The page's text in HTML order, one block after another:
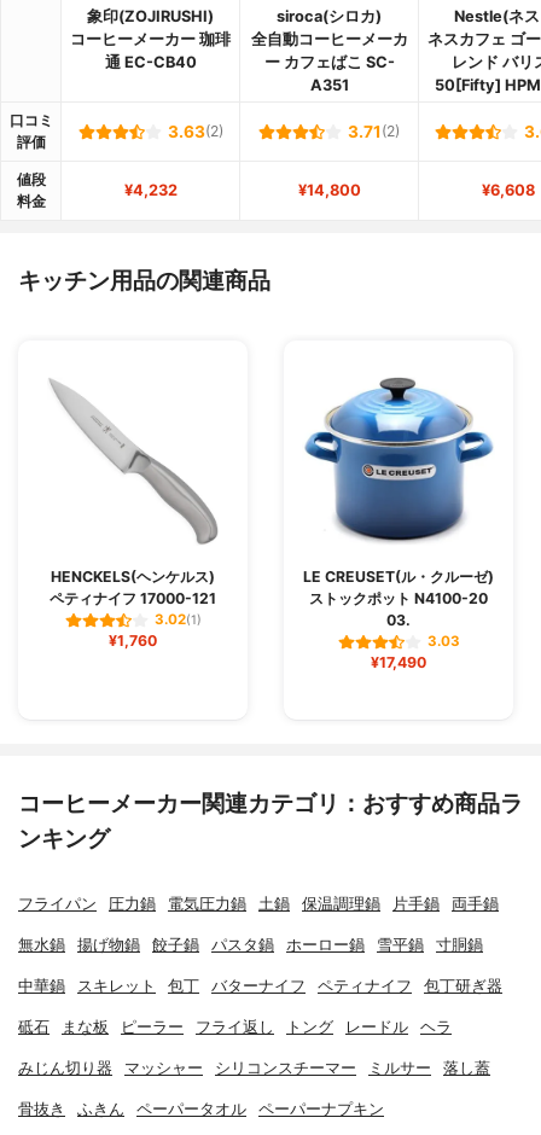
象印(ZOJIRUSHI)
コーヒーメーカー 珈琲
通 EC-CB40
siroca(シロカ)
全自動コーヒーメーカ
ー カフェばこ SC-
A351
Nestle(ネ
ネスカフェ ゴ
レンド バリ
50[Fifty]
口コミ
評価
3.63(2) 3.71 (2)
値段
料金
¥4,232 ¥14,800 ¥6,608
キッチン用品の関連商品
HENCKELS(ヘンケルス)
ペティナイフ 17000-121
3.02(1)
¥1,760
LE CREUSET(ル・クルーゼ)
ストックポット N4100-20
03.
3.03
¥17,490
コーヒーメーカー関連カテゴリ：おすすめ商品ラ
ンキング
フライパン 圧力鍋 電気圧力鍋 土鍋 保温調理鍋 片手鍋 両手鍋
無水鍋 揚げ物鍋 餃子鍋 パスタ鍋 ホーロー鍋 雪平鍋 寸胴鍋
中華鍋 スキレット 包丁 バターナイフ ペティナイフ 包丁研ぎ器
砥石 まな板 ピーラー フライ返し トング レードル ヘラ
みじん切り器 マッシャー シリコンスチーマー ミルサー 落し蓋
骨抜き ふきん ペーパータオル ペーパーナプキン